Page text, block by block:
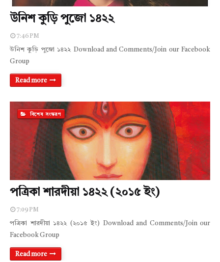
উনিশ কুড়ি পুজো ১৪২২
7:46 PM
উনিশ কুড়ি পুজো ১৪২২ Download and Comments/Join our Facebook
Group
Read more
বিশেষ সংস্করণ
পত্রিকা শারদীয়া ১৪২২ (২০১৫ ইং)
7:09 PM
পত্রিকা শারদীয়া ১৪২২ (২০১৫ ইং) Download and Comments/Join our
Facebook Group
Read more